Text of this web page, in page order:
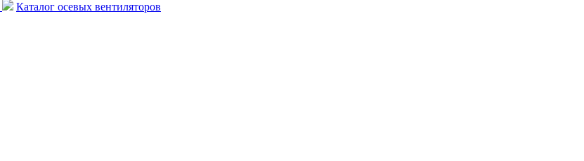
Каталог осевых вентиляторов